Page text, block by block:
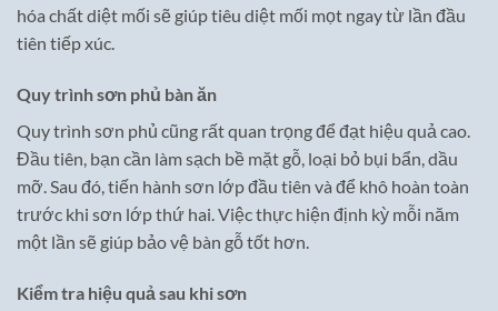
hóa chất diệt mối sẽ giúp tiêu diệt mối mọt ngay từ lần đầu
tiên tiếp xúc.
Quy trình sơn phủ bàn ăn
Quy trình sơn phủ cũng rất quan trọng để đạt hiệu quả cao.
Đầu tiên, bạn cần làm sạch bề mặt gỗ, loại bỏ bụi bẩn, dầu
mỡ. Sau đó, tiến hành sơn lớp đầu tiên và để khô hoàn toàn
trước khi sơn lớp thứ hai. Việc thực hiện định kỳ mỗi năm
một lần sẽ giúp bảo vệ bàn gỗ tốt hơn.
Kiểm tra hiệu quả sau khi sơn